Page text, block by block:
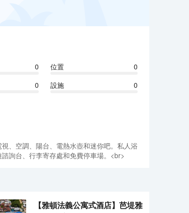
0 位置
0
0 設施 0
、空調、陽台、電熱水壺和迷你吧。私人浴
詢台、行李寄存處和免費停車場。<br>
【雅頓法義公寓式酒店】芭堤雅